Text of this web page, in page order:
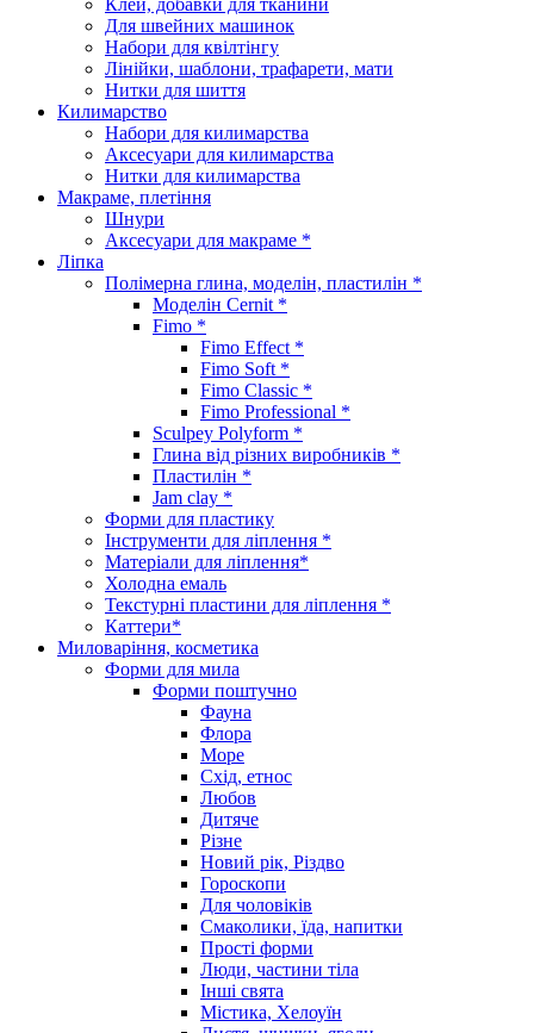
Для швейних машинок
Набори для квілтінгу
Лінійки, шаблони, трафарети, мати
Нитки для шиття
Килимарство
Набори для килимарства
Аксесуари для килимарства
Нитки для килимарства
Макраме, плетіння
Шнури
Аксесуари для макраме *
Ліпка
Полімерна глина, моделін, пластилін *
Моделін Cernit *
Fimo *
Fimo Effect *
Fimo Soft *
Fimo Classic *
Fimo Professional *
Sculpey Polyform *
Глина від різних виробників *
Пластилін *
Jam clay *
Форми для пластику
Інструменти для ліплення *
Матеріали для ліплення*
Холодна емаль
Текстурні пластини для ліплення *
Каттери*
Миловаріння, косметика
Форми для мила
Форми поштучно
Фауна
Флора
Море
Схід, етнос
Любов
Дитяче
Різне
Новий рік, Різдво
Гороскопи
Для чоловіків
Смаколики, їда, напитки
Прості форми
Люди, частини тіла
Інші свята
Містика, Хелоуїн